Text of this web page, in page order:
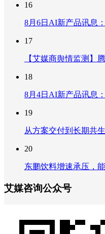
16
8月6日AI新产品讯息
17
【艾媒商舆情监测】
18
8月4日AI新产品讯息
19
从方案交付到长期共
20
东鹏饮料增速承压，
艾媒咨询公众号